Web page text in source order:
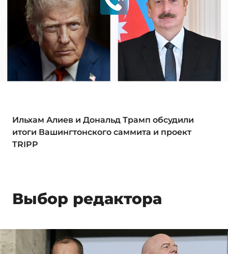
Ильхам Алиев и Дональд Трамп обсудили
итоги Вашингтонского саммита и проект
TRIPP
Выбор редактора